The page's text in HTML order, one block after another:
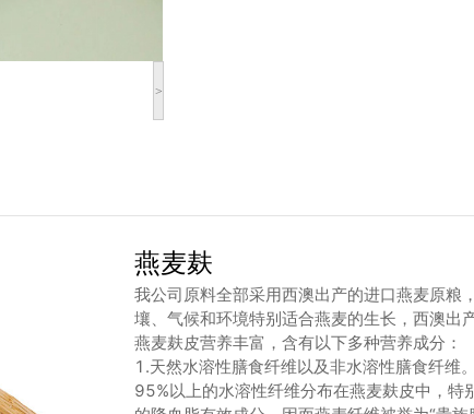
>
燕麦麸
我公司原料全部采用西澳出产的进口燕麦原粮
壤、气候和环境特别适合燕麦的生长，西澳出
燕麦麸皮营养丰富，含有以下多种营养成分：
1.天然水溶性膳食纤维以及非水溶性膳食纤维
95%以上的水溶性纤维分布在燕麦麸皮中，